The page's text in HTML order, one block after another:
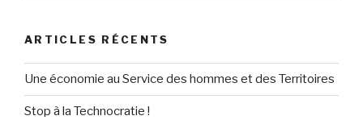
ARTICLES RÉCENTS
Une économie au Service des hommes et des Territoires
Stop à la Technocratie !